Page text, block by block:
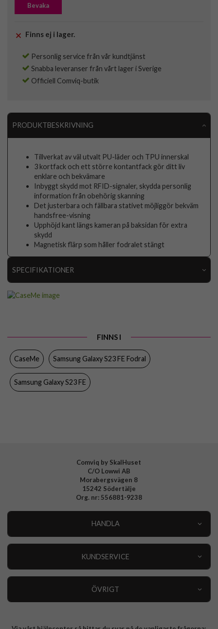
Bevaka
Finns ej i lager.
Personlig service från vår kundtjänst
Snabba leveranser från vårt lager i Sverige
Officiell Comviq-butik
PRODUKTBESKRIVNING
Tillverkat av väl utvalt PU-läder och TPU innerskal
3 kortfack och ett större kontantfack gör ditt liv
enklare och bekvämare
Inbyggt skydd mot RFID-signaler, skydda personlig
information från obehörig skanning
Det justerbara och fällbara stativet möjliggör bekväm
handsfree-visning
Upphöjd kant längs kameran på baksidan för extra
skydd
Magnetisk flärp som håller fodralet stängt
SPECIFIKATIONER
Färg
Varumärke
FINNS I
CaseMe Samsung Galaxy S23 FE Fodral
Samsung Galaxy S23 FE
Comviq by SkalHuset
C/O Lowwi AB
Morabergsvägen 8
15242 Södertälje
Org. nr: 556881-9238
HANDLA
KUNDSERVICE
ÖVRIGT